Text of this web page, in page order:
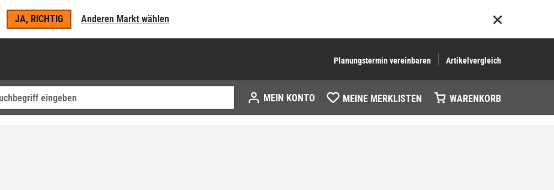
JA, RICHTIG Anderen Markt wählen
Planungstermin vereinbaren Artikelvergleich
MEIN KONTO MEINE MERKLISTEN WARENKORB